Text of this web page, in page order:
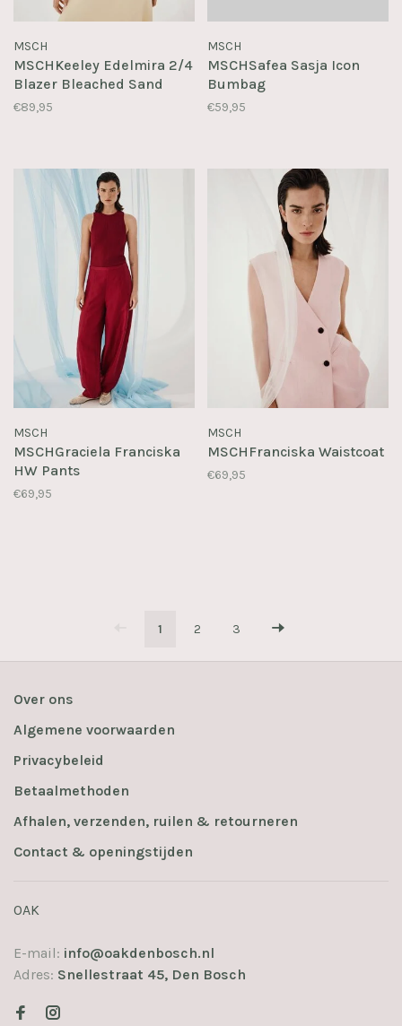
MSCH
MSCHKeeley Edelmira 2/4
Blazer Bleached Sand
€89,95
MSCH
MSCHSafea Sasja Icon
Bumbag
€59,95
MSCH
MSCHGraciela Franciska
HW Pants
€69,95
MSCH
MSCHFranciska Waistcoat
€69,95
1 2 3
Over ons
Algemene voorwaarden
Privacybeleid
Betaalmethoden
Afhalen, verzenden, ruilen & retourneren
Contact & openingstijden
OAK
E-mail: info@oakdenbosch.nl
Adres: Snellestraat 45, Den Bosch